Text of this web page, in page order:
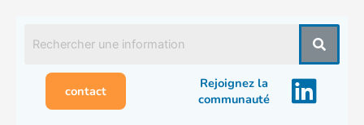
contenu
contact
Rejoignez la
communauté